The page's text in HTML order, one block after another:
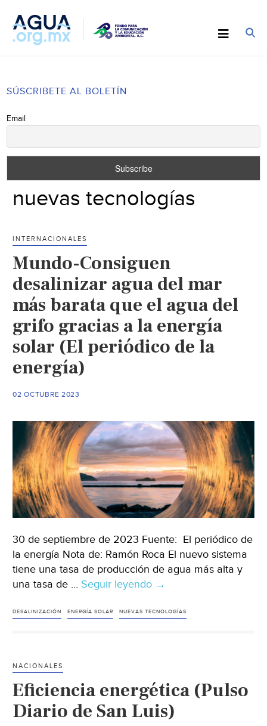
SÚSCRIBETE AL BOLETÍN
Email
nuevas tecnologías
INTERNACIONALES
Mundo-Consiguen
desalinizar agua del mar
más barata que el agua del
grifo gracias a la energía
solar (El periódico de la
energía)
02 OCTUBRE 2023
30 de septiembre de 2023 Fuente: El periódico de
la energía Nota de: Ramón Roca El nuevo sistema
tiene una tasa de producción de agua más alta y
una tasa de … Seguir leyendo Mundo-
desalinizar
barata
que
el
→
DESALINIZACIÓN ENERGÍA SOLAR NUEVAS TECNOLOGÍAS
NACIONALES
Eficiencia energética (Pulso
Diario de San Luis)